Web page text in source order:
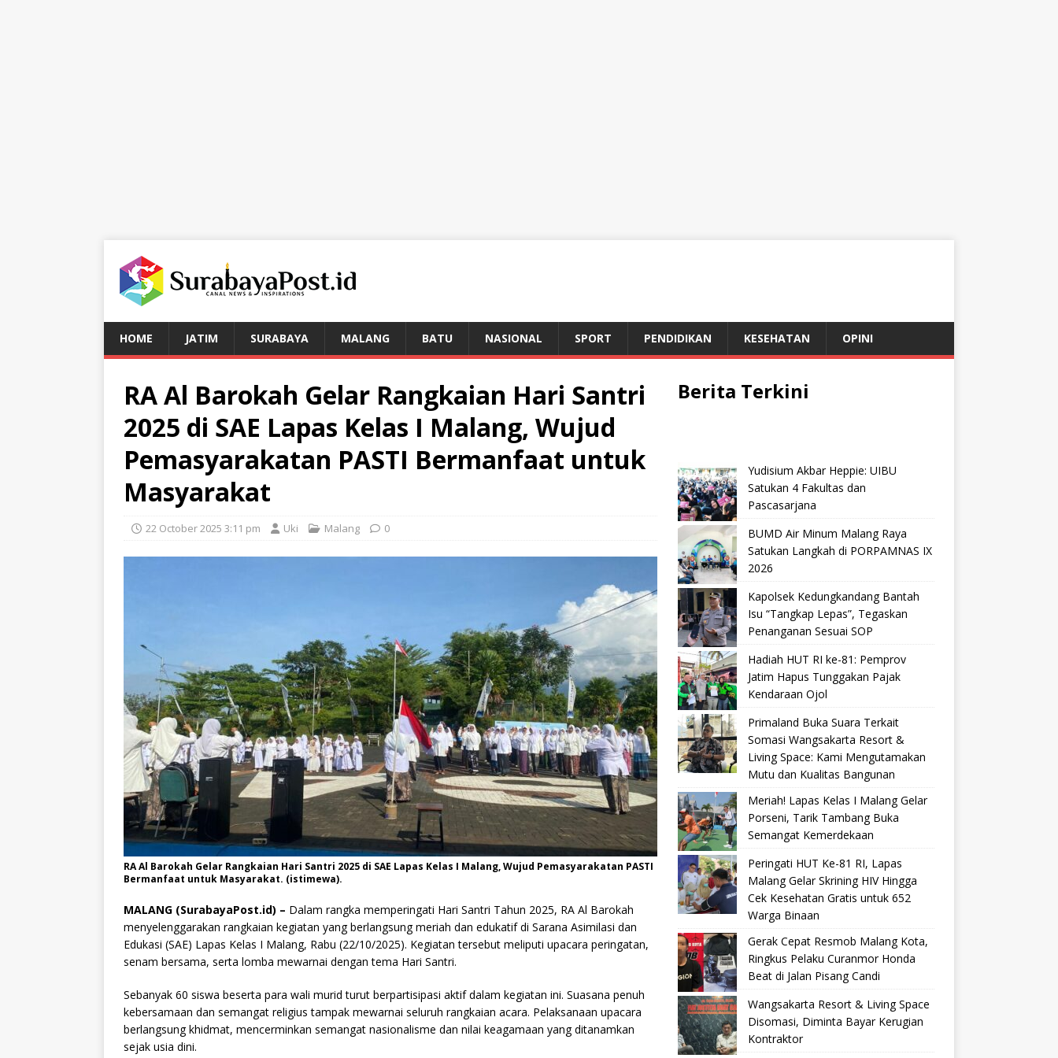
HOME JATIM SURABAYA MALANG BATU NASIONAL SPORT PENDIDIKAN KESEHATAN OPINI
RA Al Barokah Gelar Rangkaian Hari Santri
2025 di SAE Lapas Kelas I Malang, Wujud
Pemasyarakatan PASTI Bermanfaat untuk
Masyarakat
22 October 2025 3:11 pm Uki Malang 0
RA Al Barokah Gelar Rangkaian Hari Santri 2025 di SAE Lapas Kelas I Malang, Wujud Pemasyarakatan PASTI
Bermanfaat untuk Masyarakat. (istimewa).
MALANG (SurabayaPost.id) – Dalam rangka memperingati Hari Santri Tahun 2025, RA Al Barokah
menyelenggarakan rangkaian kegiatan yang berlangsung meriah dan edukatif di Sarana Asimilasi dan
Edukasi (SAE) Lapas Kelas I Malang, Rabu (22/10/2025). Kegiatan tersebut meliputi upacara peringatan,
senam bersama, serta lomba mewarnai dengan tema Hari Santri.
Sebanyak 60 siswa beserta para wali murid turut berpartisipasi aktif dalam kegiatan ini. Suasana penuh
kebersamaan dan semangat religius tampak mewarnai seluruh rangkaian acara. Pelaksanaan upacara
berlangsung khidmat, mencerminkan semangat nasionalisme dan nilai keagamaan yang ditanamkan
sejak usia dini.
Berita Terkini
Yudisium Akbar Heppie: UIBU
Satukan 4 Fakultas dan
Pascasarjana
BUMD Air Minum Malang Raya
Satukan Langkah di PORPAMNAS IX
2026
Kapolsek Kedungkandang Bantah
Isu “Tangkap Lepas”, Tegaskan
Penanganan Sesuai SOP
Hadiah HUT RI ke-81: Pemprov
Jatim Hapus Tunggakan Pajak
Kendaraan Ojol
Primaland Buka Suara Terkait
Somasi Wangsakarta Resort &
Living Space: Kami Mengutamakan
Mutu dan Kualitas Bangunan
Meriah! Lapas Kelas I Malang Gelar
Porseni, Tarik Tambang Buka
Semangat Kemerdekaan
Peringati HUT Ke-81 RI, Lapas
Malang Gelar Skrining HIV Hingga
Cek Kesehatan Gratis untuk 652
Warga Binaan
Gerak Cepat Resmob Malang Kota,
Ringkus Pelaku Curanmor Honda
Beat di Jalan Pisang Candi
Wangsakarta Resort & Living Space
Disomasi, Diminta Bayar Kerugian
Kontraktor